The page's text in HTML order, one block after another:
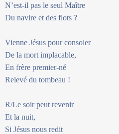
N’est-il pas le seul Maître
Du navire et des flots ?
Vienne Jésus pour consoler
De la mort implacable,
En frère premier-né
Relevé du tombeau !
R/Le soir peut revenir
Et la nuit,
Si Jésus nous redit